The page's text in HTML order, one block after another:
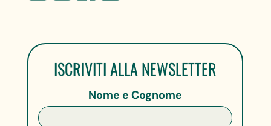
ISCRIVITI ALLA NEWSLETTER
Nome e Cognome